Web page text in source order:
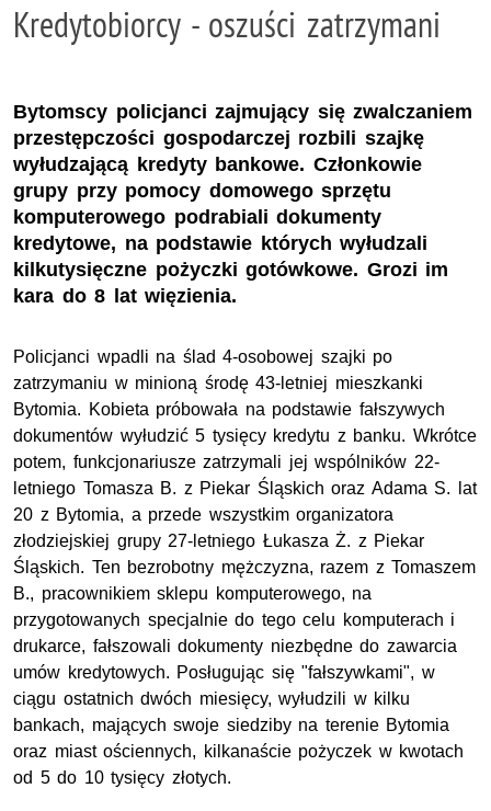
Kredytobiorcy - oszuści zatrzymani
Bytomscy policjanci zajmujący się zwalczaniem
przestępczości gospodarczej rozbili szajkę
wyłudzającą kredyty bankowe. Członkowie
grupy przy pomocy domowego sprzętu
komputerowego podrabiali dokumenty
kredytowe, na podstawie których wyłudzali
kilkutysięczne pożyczki gotówkowe. Grozi im
kara do 8 lat więzienia.
Policjanci wpadli na ślad 4-osobowej szajki po
zatrzymaniu w minioną środę 43-letniej mieszkanki
Bytomia. Kobieta próbowała na podstawie fałszywych
dokumentów wyłudzić 5 tysięcy kredytu z banku. Wkrótce
potem, funkcjonariusze zatrzymali jej wspólników 22-
letniego Tomasza B. z Piekar Śląskich oraz Adama S. lat
20 z Bytomia, a przede wszystkim organizatora
złodziejskiej grupy 27-letniego Łukasza Ż. z Piekar
Śląskich. Ten bezrobotny mężczyzna, razem z Tomaszem
B., pracownikiem sklepu komputerowego, na
przygotowanych specjalnie do tego celu komputerach i
drukarce, fałszowali dokumenty niezbędne do zawarcia
umów kredytowych. Posługując się "fałszywkami", w
ciągu ostatnich dwóch miesięcy, wyłudzili w kilku
bankach, mających swoje siedziby na terenie Bytomia
oraz miast ościennych, kilkanaście pożyczek w kwotach
od 5 do 10 tysięcy złotych.